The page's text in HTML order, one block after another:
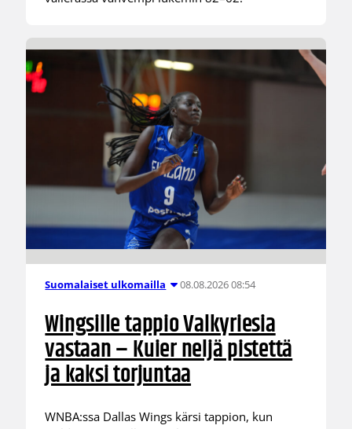
Suomalaiset ulkomailla 08.08.2026 08:54
Wingsille tappio Valkyriesia
vastaan – Kuier neljä pistettä
ja kaksi torjuntaa
WNBA:ssa Dallas Wings kärsi tappion, kun